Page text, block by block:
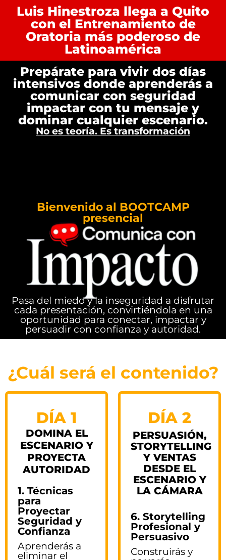
Luis Hinestroza llega a Quito
con el Entrenamiento de
Oratoria más poderoso de
Latinoamérica
Prepárate para vivir dos días
intensivos donde aprenderás a
comunicar con seguridad
impactar con tu mensaje y
dominar cualquier escenario.
No es teoría. Es transformación
Bienvenido al BOOTCAMP
presencial
Pasa del miedo y la inseguridad a disfrutar
cada presentación, convirtiéndola en una
oportunidad para conectar, impactar y
persuadir con confianza y autoridad.
¿Cuál será el contenido?
DÍA 1
DOMINA EL
ESCENARIO Y
PROYECTA
AUTORIDAD
1. Técnicas
para
Proyectar
Seguridad y
Confianza
Aprenderás a
eliminar el
DÍA 2
PERSUASIÓN,
STORYTELLING
Y VENTAS
DESDE EL
ESCENARIO Y
LA CÁMARA
6. Storytelling
Profesional y
Persuasivo
Construirás y